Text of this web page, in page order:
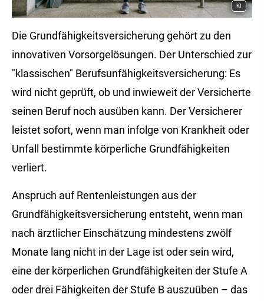
KI
Die Grundfähigkeitsversicherung gehört zu den
innovativen Vorsorgelösungen. Der Unterschied zur
"klassischen" Berufs­unfähig­keitsversicherung: Es
wird nicht geprüft, ob und inwieweit der Versicherte
seinen Beruf noch ausüben kann. Der Versicherer
leistet sofort, wenn man infolge von Krankheit oder
Unfall bestimmte körperliche Grundfähigkeiten
verliert.
Anspruch auf Rentenleistungen aus der
Grundfähigkeitsversicherung entsteht, wenn man
nach ärztlicher Einschätzung mindestens zwölf
Monate lang nicht in der Lage ist oder sein wird,
eine der körperlichen Grundfähigkeiten der Stufe A
oder drei Fähigkeiten der Stufe B auszuüben – das